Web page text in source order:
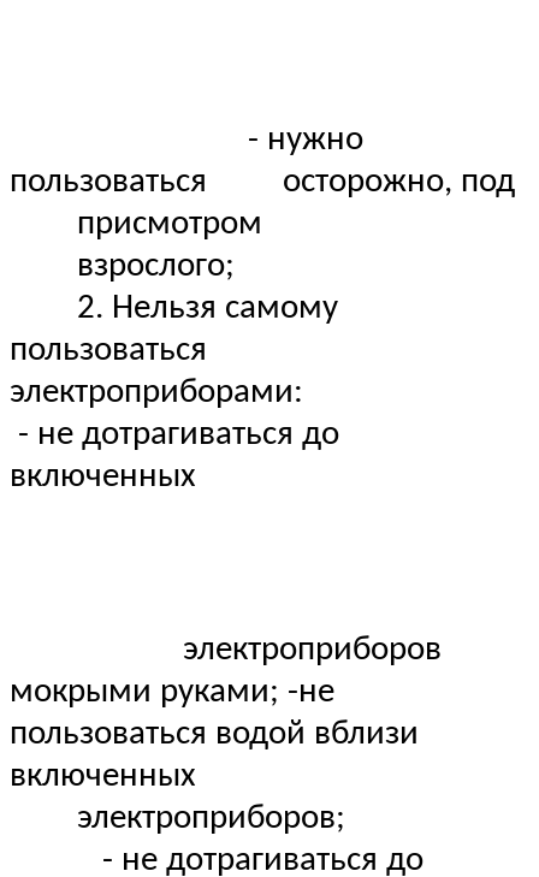
- нужно
пользоваться осторожно, под
присмотром
взрослого;
2. Нельзя самому
пользоваться
электроприборами:
- не дотрагиваться до
включенных
электроприборов
мокрыми руками; -не
пользоваться водой вблизи
включенных
электроприборов;
- не дотрагиваться до